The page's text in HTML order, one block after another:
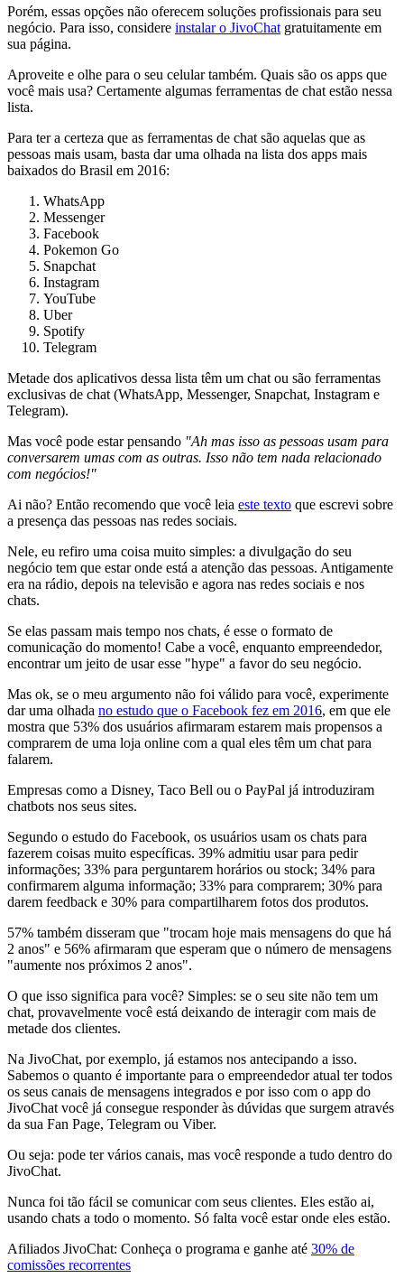
Porém, essas opções não oferecem soluções profissionais para seu
negócio. Para isso, considere instalar o JivoChatgratuitamente em
sua página.
Aproveite e olhe para o seu celular também. Quais são os apps que
você mais usa? Certamente algumas ferramentas de chat estão nessa
lista.
Para ter a certeza que as ferramentas de chat são aquelas que as
pessoas mais usam, basta dar uma olhada na lista dos apps mais
baixados do Brasil em 2016:
WhatsApp
Messenger
Facebook
Pokemon Go
Snapchat
Instagram
YouTube
Uber
Spotify
Telegram
Metade dos aplicativos dessa lista têm um chat ou são ferramentas
exclusivas de chat (WhatsApp, Messenger, Snapchat, Instagram e
Telegram).
Mas você pode estar pensando "Ah mas isso as pessoas usam para
conversarem umas com as outras. Isso não tem nada relacionado
com negócios!"
Ai não? Então recomendo que você leia este texto que escrevi sobre
a presença das pessoas nas redes sociais.
Nele, eu refiro uma coisa muito simples: a divulgação do seu
negócio tem que estar onde está a atenção das pessoas. Antigamente
era na rádio, depois na televisão e agora nas redes sociais e nos
chats.
Se elas passam mais tempo nos chats, é esse o formato de
comunicação do momento! Cabe a você, enquanto empreendedor,
encontrar um jeito de usar esse "hype" a favor do seu negócio.
Mas ok, se o meu argumento não foi válido para você, experimente
dar uma olhada no estudo que o Facebook fez em 2016, em que ele
mostra que 53% dos usuários afirmaram estarem mais propensos a
comprarem de uma loja online com a qual eles têm um chat para
falarem.
Empresas como a Disney, Taco Bell ou o PayPal já introduziram
chatbots nos seus sites.
Segundo o estudo do Facebook, os usuários usam os chats para
fazerem coisas muito específicas. 39% admitiu usar para pedir
informações; 33% para perguntarem horários ou stock; 34% para
confirmarem alguma informação; 33% para comprarem; 30% para
darem feedback e 30% para compartilharem fotos dos produtos.
57% também disseram que "trocam hoje mais mensagens do que há
2 anos" e 56% afirmaram que esperam que o número de mensagens
"aumente nos próximos 2 anos".
O que isso significa para você? Simples: se o seu site não tem um
chat, provavelmente você está deixando de interagir com mais de
metade dos clientes.
Na JivoChat, por exemplo, já estamos nos antecipando a isso.
Sabemos o quanto é importante para o empreendedor atual ter todos
os seus canais de mensagens integrados e por isso com o app do
JivoChat você já consegue responder às dúvidas que surgem através
da sua Fan Page, Telegram ou Viber.
Ou seja: pode ter vários canais, mas você responde a tudo dentro do
JivoChat.
Nunca foi tão fácil se comunicar com seus clientes. Eles estão ai,
usando chats a todo o momento. Só falta você estar onde eles estão.
Afiliados JivoChat: Conheça o programa e ganhe até 30% de
comissões recorrentes